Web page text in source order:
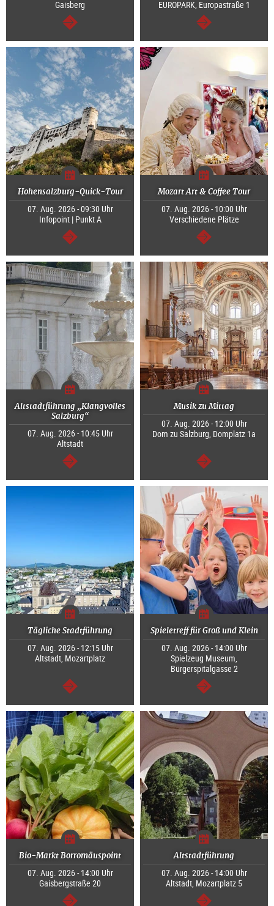
Gaisberg
weiter
EUROPARK, Europastraße 1
weiter
Hohensalzburg-Quick-Tour
07. Aug. 2026 - 09:30 Uhr
Infopoint | Punkt A
weiter
Mozart Art & Coffee Tour
07. Aug. 2026 - 10:00 Uhr
Verschiedene Plätze
weiter
Altstadtführung „Klangvolles
Salzburg“
07. Aug. 2026 - 10:45 Uhr
Altstadt
weiter
Musik zu Mittag
07. Aug. 2026 - 12:00 Uhr
Dom zu Salzburg, Domplatz 1a
weiter
Tägliche Stadtführung
07. Aug. 2026 - 12:15 Uhr
Altstadt, Mozartplatz
weiter
Spieletreff für Groß und Klein
07. Aug. 2026 - 14:00 Uhr
Spielzeug Museum,
Bürgerspitalgasse 2
weiter
Bio-Markt Borromäuspoint
07. Aug. 2026 - 14:00 Uhr
Gaisbergstraße 20
Altstadtführung
07. Aug. 2026 - 14:00 Uhr
Altstadt, Mozartplatz 5